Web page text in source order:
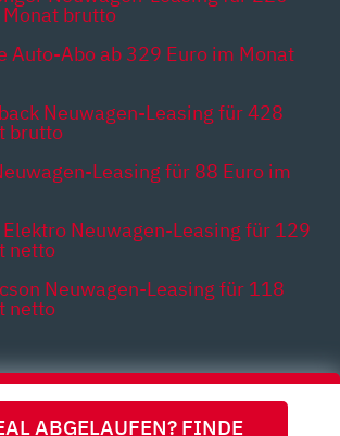
ABGELAUFEN? FINDE
brutto
Auto-Abo ab 329 Euro im Monat
Neuwagen-Leasing für 428
brutto
Leasing für 88 Euro im
Elektro Neuwagen-Leasing für 129
netto
Neuwagen-Leasing für 118
netto